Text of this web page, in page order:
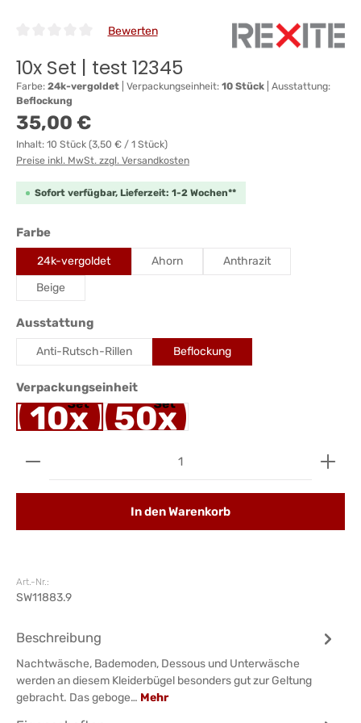
Durchschnittliche Bewertung von 0 von 5 Sternen
Bewerten
10x Set | test 12345
Farbe: 24k-vergoldet Verpackungseinheit: 10 Stück
Ausstattung:
Beflockung
Regulärer Preis:
35,00 €
Inhalt: 10 Stück (3,50 € / 1 Stück)
Preise inkl. MwSt. zzgl. Versandkosten
Sofort verfügbar, Lieferzeit: 1-2 Wochen**
Farbeauswählen
24k-vergoldet Ahorn
Anthrazit
Beige
Ausstattungauswählen
Anti-Rutsch-Rillen Beflockung
Verpackungseinheitauswählen
Produkt Anzahl: Gib den gewünschten Wert ein
In den Warenkorb
Art.-Nr.:
SW11883.9
Beschreibung
Nachtwäsche, Bademoden, Dessous und Unterwäsche
werden an diesem Kleiderbügel besonders gut zur Geltung
gebracht. Das geboge… Mehr